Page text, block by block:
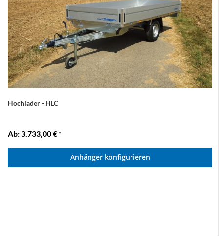
Hochlader - HLC
Ab 3.733,00 € *
Anhänger konfigurieren